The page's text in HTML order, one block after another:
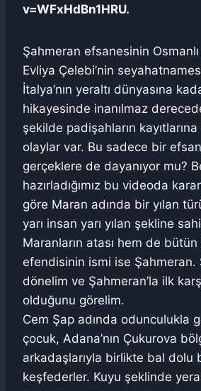
v=WFxHdBn1HRU.
Şahmeran efsanesinin
Evliya Çelebi’nin
İtalya’nın yeraltı dünyasına
hikayesinde inanılmaz
şekilde padişahların
olaylar var. Bu sadece bir
gerçeklere de dayanıyor mu?
hazırladığımız bu videoda
göre Maran adında bir yılan
yarı insan yarı yılan şekline
Maranların atası hem de bütün
efendisinin ismi ise Şahmeran.
dönelim ve Şahmeran’la ilk
olduğunu görelim.
Cem Şap adında odunculukla
çocuk, Adana’nın Çukurova
arkadaşlarıyla birlikte bal dolu
keşfederler. Kuyu şeklinde